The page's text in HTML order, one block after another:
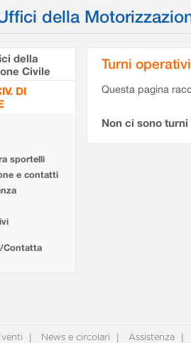
della
della
Civile
DI
sportelli
e contatti
Contatta
Turni
Questa pagina
Non ci sono turni
News e circolari Assistenza